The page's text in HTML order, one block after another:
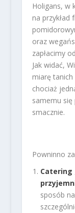
Holigans, w
na
oraz
zapłacimy
Jak widać,
miarę
chociaż
samemu się
smacznie.
Powninno
Catering
sposób